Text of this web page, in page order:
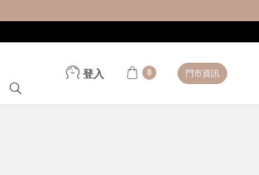
登入 0 門市資訊